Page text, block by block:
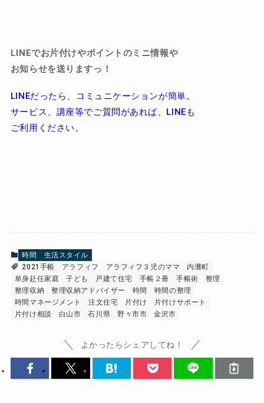
LINEでお片付けやポイントのミニ情報や
お知らせを送りますっ！
LINEだったら、コミュニケーションが簡単。
サービス、講座等でご質問があれば、LINEも
ご利用ください。
時間
生活スタイル
2021手帳
アラフィフ アラフィフ３児のママ
内灘町
単身赴任家庭
子ども 戸建て住宅 手帳２冊 手帳術
整理
整理収納
整理収納アドバイザー 時間
時間の整理
時間マネージメント
注文住宅 片付け
片付けサポート
片付け相談
白山市 石川県 野々市市 金沢市
よかったらシェアしてね！